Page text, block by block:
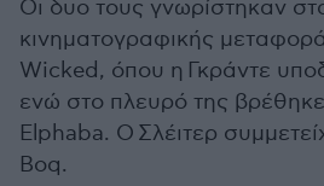
Οι δυο τους γνωρίστηκαν
κινηματογραφικής
Wicked, όπου η Γκράντε
ενώ στο πλευρό της
Elphaba. Ο Σλέιτερ
Boq.